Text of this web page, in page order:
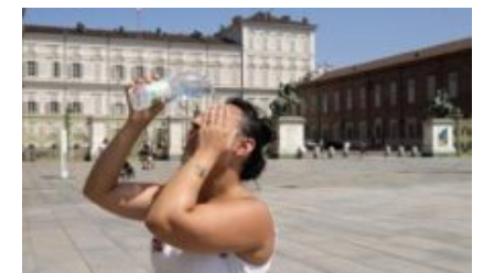
Il caldo peggiore di sempre nella